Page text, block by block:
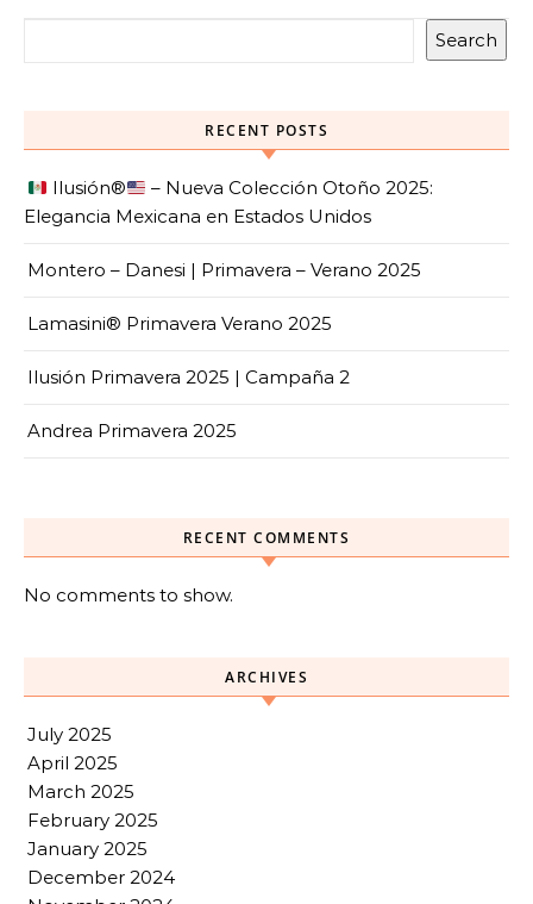
Search
RECENT POSTS
Ilusión®️
– Nueva Colección Otoño 2025:
Elegancia Mexicana en Estados Unidos
Montero – Danesi | Primavera – Verano 2025
Lamasini® Primavera Verano 2025
Ilusión Primavera 2025 | Campaña 2
Andrea Primavera 2025
RECENT COMMENTS
No comments to show.
ARCHIVES
July 2025
April 2025
March 2025
February 2025
January 2025
December 2024